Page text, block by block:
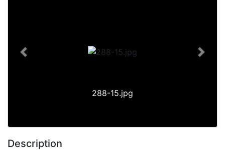
288-15.jpg
Previous Next
Description